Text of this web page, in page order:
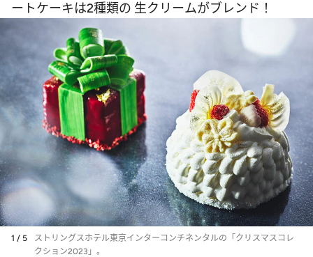
ートケーキは2種類の 生クリームがブレンド！
1 / 5
ストリングスホテル東京インターコンチネンタルの「クリスマスコレ
クション2023」。